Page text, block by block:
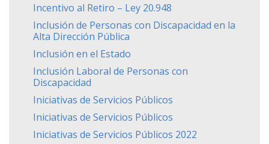
Incentivo al Retiro – Ley 20.948
Inclusión de Personas con Discapacidad en la
Alta Dirección Pública
Inclusión en el Estado
Inclusión Laboral de Personas con
Discapacidad
Iniciativas de Servicios Públicos
Iniciativas de Servicios Públicos
Iniciativas de Servicios Públicos 2022